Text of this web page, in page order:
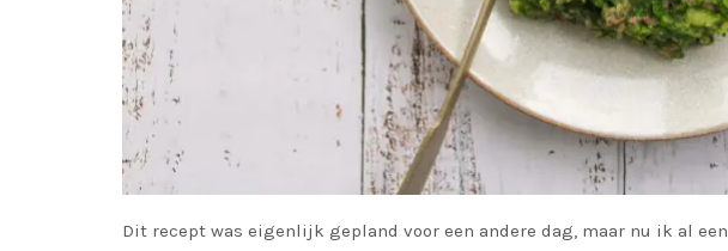
Dit recept was eigenlijk gepland voor een andere dag, maar nu ik al